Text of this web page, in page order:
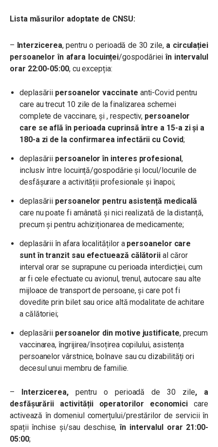
Lista măsurilor adoptate de CNSU:
– Interzicerea, pentru o perioadă de 30 zile, a circulației
persoanelor în afara locuinței/gospodărieiîn intervalul
orar 22:00-05:00, cu excepția:
deplasării persoanelor vaccinate anti-Covid pentru
care au trecut 10 zile de la finalizarea schemei
complete de vaccinare, și , respectiv, persoanelor
care se află în perioada cuprinsă între a 15-a zi și a
180-a zi de la confirmarea infectării cu Covid;
deplasării persoanelor în interes profesional,
inclusiv între locuință/gospodărie și locul/locurile de
desfășurare a activității profesionale și înapoi;
deplasării persoanelor pentru asistență medicală
care nu poate fi amânată și nici realizată de la distanță,
precum și pentru achiziționarea de medicamente;
deplasării în afara localităților a persoanelor care
sunt în tranzit sau efectuează călătorii al căror
interval orar se suprapune cu perioada interdicției, cum
ar fi cele efectuate cu avionul, trenul, autocare sau alte
mijloace de transport de persoane, și care pot fi
dovedite prin bilet sau orice altă modalitate de achitare
a călătoriei;
deplasării persoanelor din motive justificate, precum
vaccinarea, îngrijirea/însoțirea copilului, asistența
persoanelor vârstnice, bolnave sau cu dizabilități ori
decesul unui membru de familie.
– Interzicerea,pentru o perioadă de 30 zile, a
desfășurării activității operatorilor economici care
activează în domeniul comerțului/prestărilor de servicii în
spații închise și/sau deschise,în intervalul orar 21:00-
05:00;